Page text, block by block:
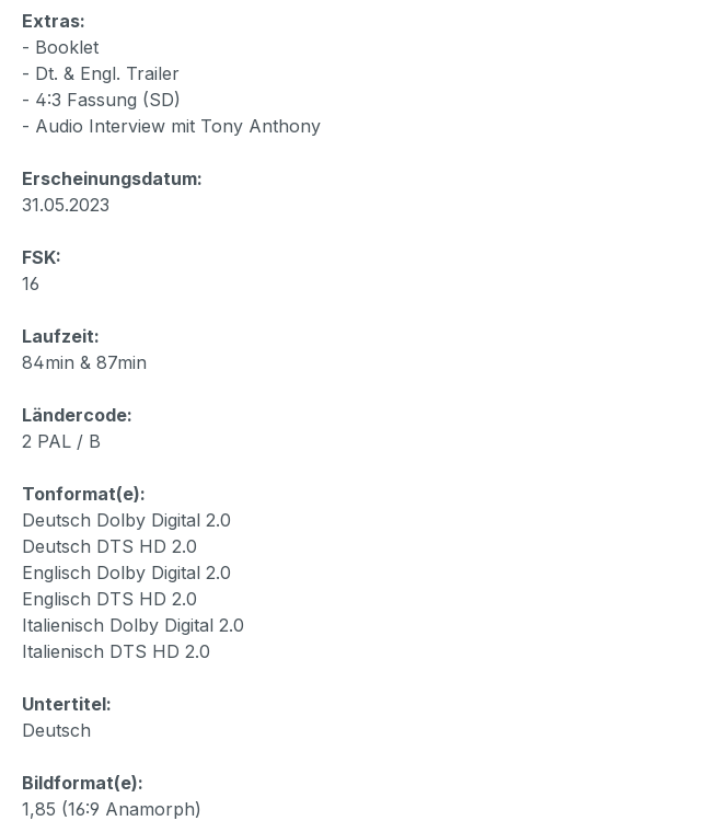
Extras:
- Booklet
- Dt. & Engl. Trailer
- 4:3 Fassung (SD)
- Audio Interview mit Tony Anthony
Erscheinungsdatum:
31.05.2023
FSK:
16
Laufzeit:
84min & 87min
Ländercode:
2 PAL / B
Tonformat(e):
Deutsch Dolby Digital 2.0
Deutsch DTS HD 2.0
Englisch Dolby Digital 2.0
Englisch DTS HD 2.0
Italienisch Dolby Digital 2.0
Italienisch DTS HD 2.0
Untertitel:
Deutsch
Bildformat(e):
1,85 (16:9 Anamorph)